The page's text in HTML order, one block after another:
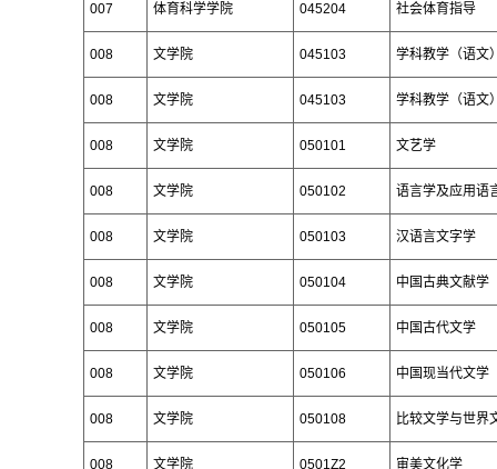
007 体育科学学院 045204 社会体育指导
008 文学院 045103 学科教学（语文
008 文学院 045103 学科教学（语文
008 文学院 050101 文艺学
008 文学院 050102 语言学及应用语
008 文学院 050103 汉语言文字学
008 文学院 050104 中国古典文献学
008 文学院 050105 中国古代文学
008 文学院 050106 中国现当代文学
008 文学院 050108 比较文学与世界
008 文学院 0501Z2 审美文化学